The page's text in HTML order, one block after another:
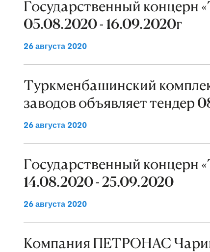
Государственный концерн
05.08.2020 - 16.09.2020г
26 августа 2020
Туркменбашинский
заводов объявляет тендер
26 августа 2020
Государственный концерн
14.08.2020 - 25.09.2020
26 августа 2020
Компания ПЕТРОНАС